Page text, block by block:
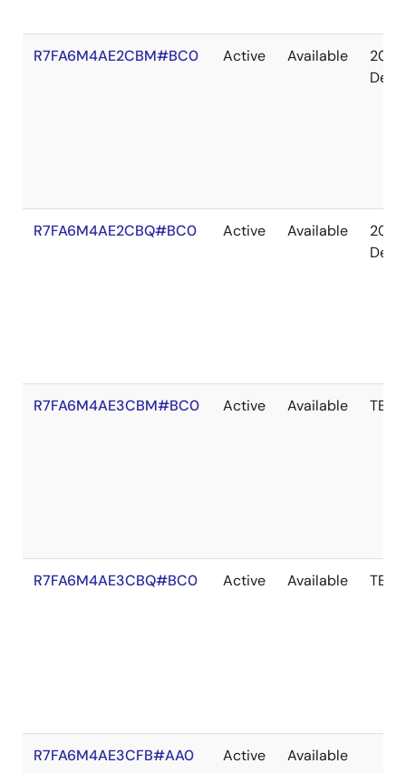
R7FA6M4AE2CBM#BC0 Active Available
2036
Dec
R7FA6M4AE2CBQ#BC0 Active Available
2036
Dec
R7FA6M4AE3CBM#BC0 Active Available TBD
R7FA6M4AE3CBQ#BC0 Active Available TBD
R7FA6M4AE3CFB#AA0 Active Available